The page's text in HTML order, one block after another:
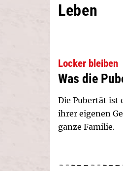
Leben
Locker bleiben
Was die
Die Pubertät ist
ihrer eigenen
ganze Familie.